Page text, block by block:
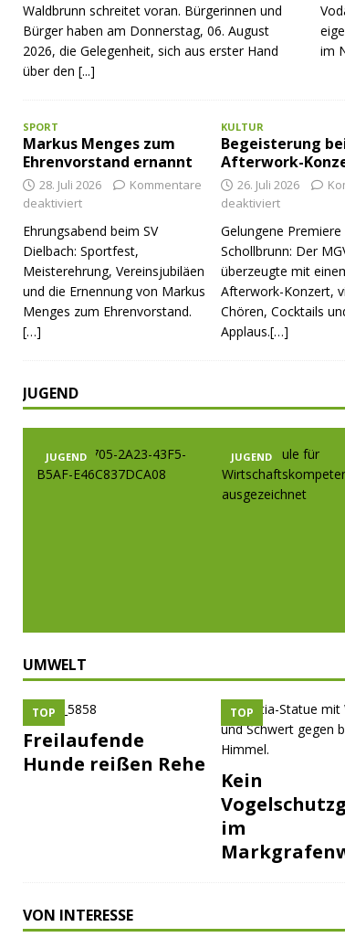
Waldbrunn schreitet voran. Bürgerinnen und
Bürger haben am Donnerstag, 06. August
2026, die Gelegenheit, sich aus erster Hand
über den [...]
im
SPORT
Markus Menges zum
Ehrenvorstand ernannt
28. Juli 2026
Kommentare
deaktiviert
Ehrungsabend beim SV
Dielbach: Sportfest,
Meisterehrung, Vereinsjubiläen
und die Ernennung von Markus
Menges zum Ehrenvorstand.
[…]
KULTUR
Begeisterung
Afterwork-
26. Juli 2026
deaktiviert
Gelungene Premiere
Schollbrunn: Der
überzeugte mit
Afterwork-Konzert,
Chören, Cocktails
Applaus.[…]
JUGEND
JUGEND JUGEND
UMWELT
TOP
Freilaufende
Hunde reißen Rehe
TOP
Kein
im
VON INTERESSE